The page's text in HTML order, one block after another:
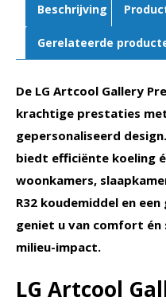
Beschrijving
Gerelateerde
De LG Artcool Gallery
krachtige prestaties
gepersonaliseerd
biedt efficiënte koeling
woonkamers,
R32 koudemiddel en
geniet u van comfort én
milieu-impact.
LG Artcool